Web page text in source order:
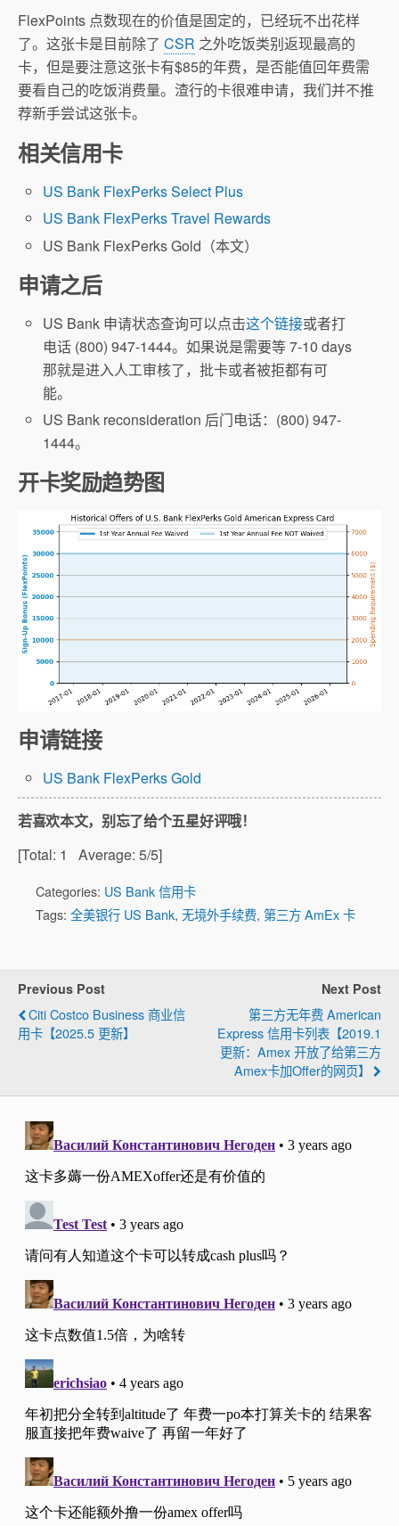
FlexPoints 点数现在的价值是固定的，已经玩不出花样
了。这张卡是目前除了 CSR 之外吃饭类别返现最高的
卡，但是要注意这张卡有$85的年费，是否能值回年费需
要看自己的吃饭消费量。渣行的卡很难申请，我们并不推
荐新手尝试这张卡。
相关信用卡
US Bank FlexPerks Select Plus
US Bank FlexPerks Travel Rewards
US Bank FlexPerks Gold（本文）
申请之后
US Bank 申请状态查询可以点击这个链接或者打
电话 (800) 947-1444。如果说是需要等 7-10 days
那就是进入人工审核了，批卡或者被拒都有可
能。
US Bank reconsideration 后门电话：(800) 947-
1444。
开卡奖励趋势图
申请链接
US Bank FlexPerks Gold
若喜欢本文，别忘了给个五星好评哦！
[Total: 1 Average: 5/5]
Categories: US Bank 信用卡
Tags: 全美银行 US Bank, 无境外手续费, 第三方 AmEx 卡
Previous Post
Citi Costco Business 商业信
用卡【2025.5 更新】
Next Post
第三方无年费 American
Express 信用卡列表【2019.1
更新：Amex 开放了给第三方
Amex卡加offer的网页】